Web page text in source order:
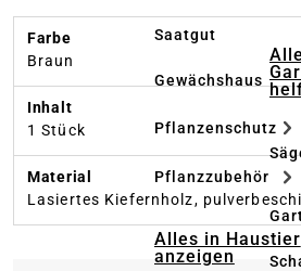
Saatgut
Gewächshaus
Pflanzenschutz
Pflanzzubehör
Alles in Haustier
anzeigen
Farbe
Braun
Inhalt
1 Stück
Material
Lasiertes Kiefernholz,